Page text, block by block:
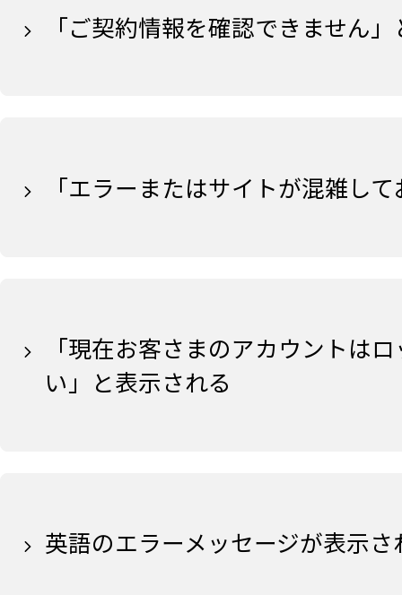
「ご契約情報を確認できません
「エラーまたはサイトが混雑し
「現在お客さまのアカウントは
い」と表示される
英語のエラーメッセージが表示さ